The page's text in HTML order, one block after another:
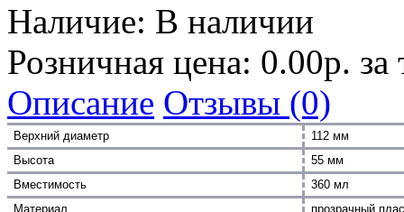
Наличие: В наличии
Розничная цена: 0.00р.
Описание Отзывы (0)
Верхний диаметр
112 мм
Высота
55 мм
Вместимость
360 мл
Материал
прозрачный